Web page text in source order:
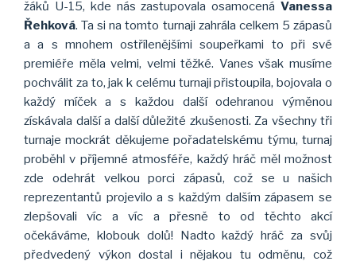
žáků U-15, kde nás zastupovala osamocená Vanessa
Řehková. Ta si na tomto turnaji zahrála celkem 5 zápasů
a a s mnohem ostřílenějšími soupeřkami to při své
premiéře měla velmi, velmi těžké. Vanes však musíme
pochválit za to, jak k celému turnaji přistoupila, bojovala o
každý míček a s každou další odehranou výměnou
získávala další a další důležité zkušenosti. Za všechny tři
turnaje mockrát děkujeme pořadatelskému týmu, turnaj
proběhl v příjemné atmosféře, každý hráč měl možnost
zde odehrát velkou porci zápasů, což se u našich
reprezentantů projevilo a s každým dalším zápasem se
zlepšovali víc a víc a přesně to od těchto akcí
očekáváme, klobouk dolů! Nadto každý hráč za svůj
předvedený výkon dostal i nějakou tu odměnu, což